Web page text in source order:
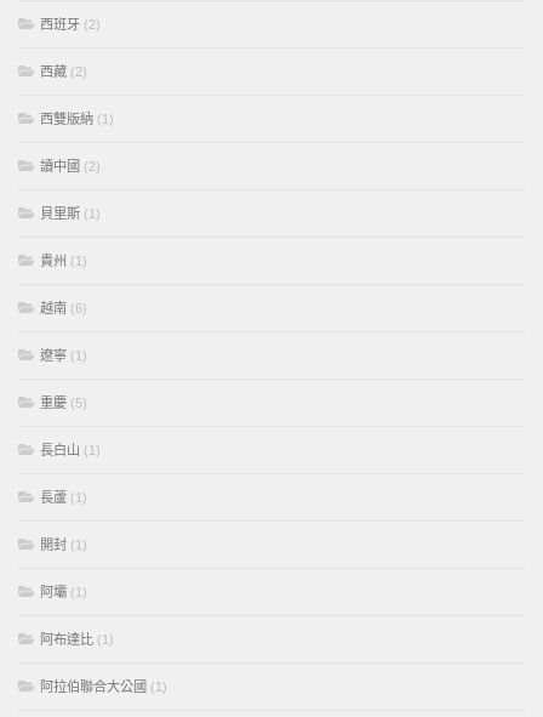
西班牙 (2)
西藏 (2)
西雙版納 (1)
讀中國 (2)
貝里斯 (1)
貴州 (1)
越南 (6)
遼寧 (1)
重慶 (5)
長白山 (1)
長蘆 (1)
開封 (1)
阿壩 (1)
阿布達比 (1)
阿拉伯聯合大公國 (1)